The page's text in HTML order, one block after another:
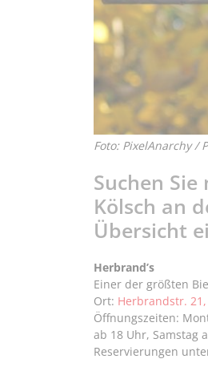
Foto: PixelAnarchy /
Suchen
Kölsch an
Übersicht
Herbrand’s
Einer der größten
Ort: Herbrandstr.
Öffnungszeiten:
ab 18 Uhr, Samstag
Reservierungen